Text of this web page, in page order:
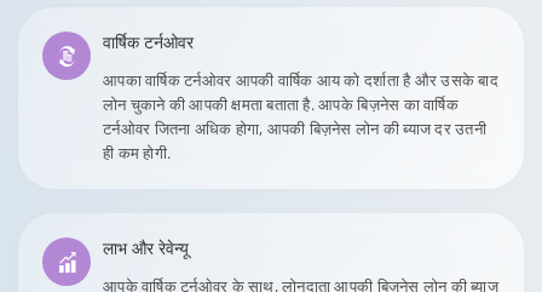
वार्षिक टर्नओवर
आपका वार्षिक टर्नओवर आपकी वार्षिक आय को दर्शाता है और उसके बाद
लोन चुकाने की आपकी क्षमता बताता है. आपके बिज़नेस का वार्षिक
टर्नओवर जितना अधिक होगा, आपकी बिज़नेस लोन की ब्याज दर उतनी
ही कम होगी.
लाभ और रेवेन्यू
आपके वार्षिक टर्नओवर के साथ, लोनदाता आपकी बिज़नेस लोन की ब्याज